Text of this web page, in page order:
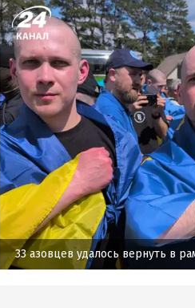
33 азовцев удалось вернуть в